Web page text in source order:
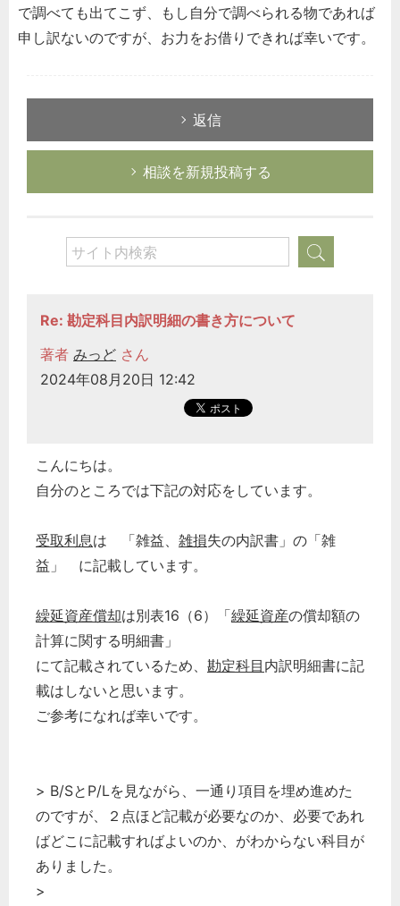
で調べても出てこず、もし自分で調べられる物であれば
申し訳ないのですが、お力をお借りできれば幸いです。
返信
相談を新規投稿する
Re: 勘定科目内訳明細の書き方について
著者 みっど さん
2024年08月20日 12:42
こんにちは。
自分のところでは下記の対応をしています。
受取利息は 「雑益、 雑損失の内訳書」の「雑
益」 に記載しています。
繰延資産償却は別表16（6）「繰延資産の償却額の
計算に関する明細書」
にて記載されているため、 勘定科目 内訳明細書に記
載はしないと思います。
ご参考になれば幸いです。
> B/SとP/Lを見ながら、一通り項目を埋め進めた
のですが、２点ほど記載が必要なのか、必要であれ
ばどこに記載すればよいのか、がわからない科目が
ありました。
>